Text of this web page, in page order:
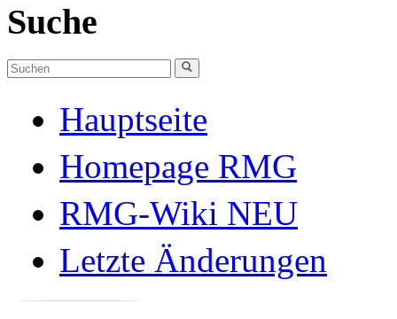
Suche
Hauptseite
Homepage RMG
RMG-Wiki NEU
Letzte Änderungen